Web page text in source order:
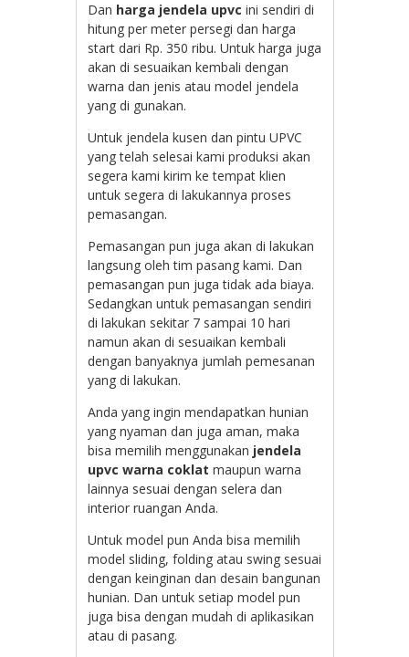
Dan harga jendela upvc ini sendiri di
hitung per meter persegi dan harga
start dari Rp. 350 ribu. Untuk harga juga
akan di sesuaikan kembali dengan
warna dan jenis atau model jendela
yang di gunakan.
Untuk jendela kusen dan pintu UPVC
yang telah selesai kami produksi akan
segera kami kirim ke tempat klien
untuk segera di lakukannya proses
pemasangan.
Pemasangan pun juga akan di lakukan
langsung oleh tim pasang kami. Dan
pemasangan pun juga tidak ada biaya.
Sedangkan untuk pemasangan sendiri
di lakukan sekitar 7 sampai 10 hari
namun akan di sesuaikan kembali
dengan banyaknya jumlah pemesanan
yang di lakukan.
Anda yang ingin mendapatkan hunian
yang nyaman dan juga aman, maka
bisa memilih menggunakan jendela
upvc warna coklat maupun warna
lainnya sesuai dengan selera dan
interior ruangan Anda.
Untuk model pun Anda bisa memilih
model sliding, folding atau swing sesuai
dengan keinginan dan desain bangunan
hunian. Dan untuk setiap model pun
juga bisa dengan mudah di aplikasikan
atau di pasang.